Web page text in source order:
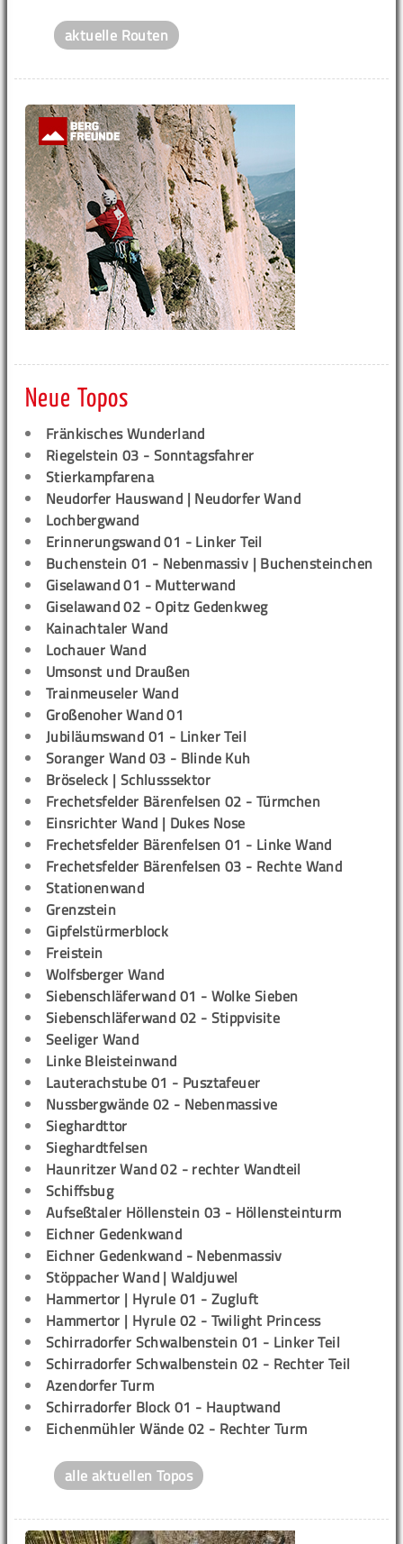
aktuelle Routen
Neue Topos
Fränkisches Wunderland
Riegelstein 03 - Sonntagsfahrer
Stierkampfarena
Neudorfer Hauswand | Neudorfer Wand
Lochbergwand
Erinnerungswand 01 - Linker Teil
Buchenstein 01 - Nebenmassiv | Buchensteinchen
Giselawand 01 - Mutterwand
Giselawand 02 - Opitz Gedenkweg
Kainachtaler Wand
Lochauer Wand
Umsonst und Draußen
Trainmeuseler Wand
Großenoher Wand 01
Jubiläumswand 01 - Linker Teil
Soranger Wand 03 - Blinde Kuh
Bröseleck | Schlusssektor
Frechetsfelder Bärenfelsen 02 - Türmchen
Einsrichter Wand | Dukes Nose
Frechetsfelder Bärenfelsen 01 - Linke Wand
Frechetsfelder Bärenfelsen 03 - Rechte Wand
Stationenwand
Grenzstein
Gipfelstürmerblock
Freistein
Wolfsberger Wand
Siebenschläferwand 01 - Wolke Sieben
Siebenschläferwand 02 - Stippvisite
Seeliger Wand
Linke Bleisteinwand
Lauterachstube 01 - Pusztafeuer
Nussbergwände 02 - Nebenmassive
Sieghardttor
Sieghardtfelsen
Haunritzer Wand 02 - rechter Wandteil
Schiffsbug
Aufseßtaler Höllenstein 03 - Höllensteinturm
Eichner Gedenkwand
Eichner Gedenkwand - Nebenmassiv
Stöppacher Wand | Waldjuwel
Hammertor | Hyrule 01 - Zugluft
Hammertor | Hyrule 02 - Twilight Princess
Schirradorfer Schwalbenstein 01 - Linker Teil
Schirradorfer Schwalbenstein 02 - Rechter Teil
Azendorfer Turm
Schirradorfer Block 01 - Hauptwand
Eichenmühler Wände 02 - Rechter Turm
alle aktuellen Topos